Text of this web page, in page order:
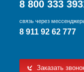
8 800 333
связь через
8 911 92 62 777
Заказать